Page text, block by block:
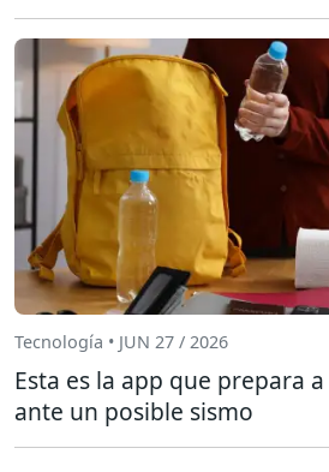
Tecnología • JUN 27 / 2026
Esta es la app que prepara
ante un posible sismo